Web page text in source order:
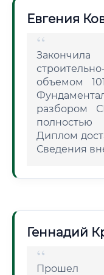
Евгения
объемом
разбором
полностью
Диплом
Сведения
Геннадий
Прошел